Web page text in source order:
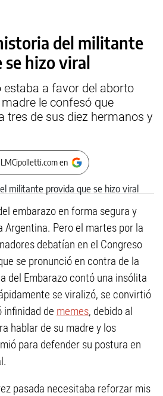
del militante
hizo viral
estaba a favor del aborto
le confesó que
tres de sus diez hermanos y
en
embarazo en forma segura y
Argentina. Pero el martes por la
debatían en el Congreso
se pronunció en contra de la
del Embarazo contó una insólita
se viralizó, se convirtió
infinidad de memes, debido al
hablar de su madre y los
para defender su postura en
pasada necesitaba reforzar mis